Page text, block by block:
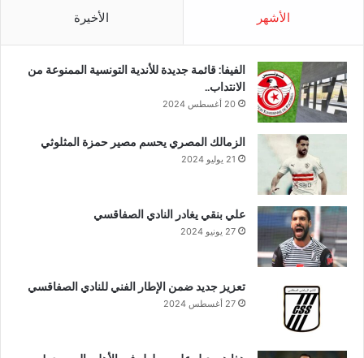
الأشهر الأخيرة
الفيفا: قائمة جديدة للأندية التونسية الممنوعة من
الانتداب..
20 أغسطس 2024
الزمالك المصري يحسم مصير حمزة المثلوثي
21 يوليو 2024
علي بنقي يغادر النادي الصفاقسي
27 يونيو 2024
تعزيز جديد ضمن الإطار الفني للنادي الصفاقسي
27 أغسطس 2024